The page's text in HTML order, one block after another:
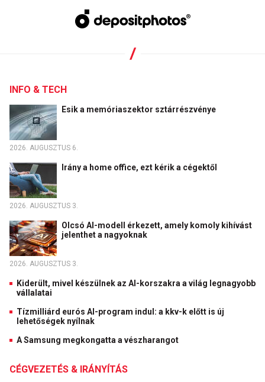
INFO & TECH
Esik a memóriaszektor sztárrészvénye
2026. AUGUSZTUS 6.
Irány a home office, ezt kérik a cégektől
2026. AUGUSZTUS 3.
Olcsó AI-modell érkezett, amely komoly kihívást
jelenthet a nagyoknak
2026. AUGUSZTUS 3.
Kiderült, mivel készülnek az AI-korszakra a világ legnagyobb
vállalatai
Tízmilliárd eurós AI-program indul: a kkv-k előtt is új
lehetőségek nyílnak
A Samsung megkongatta a vészharangot
CÉGVEZETÉS & IRÁNYÍTÁS